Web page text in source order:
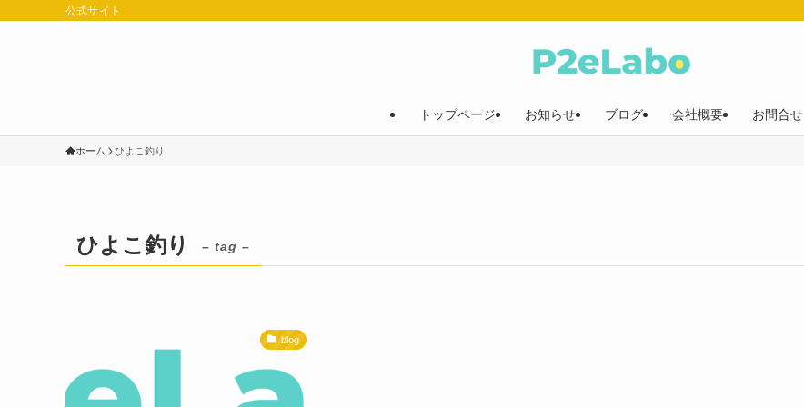
公式サイト
トップページ お知らせ ブログ 会社概要 お問合せ
ホーム ひよこ釣り
ひよこ釣り – tag –
blog